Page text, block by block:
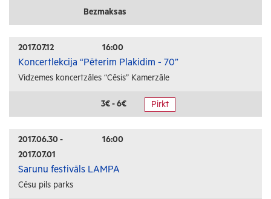
Bezmaksas
2017.07.12 16:00
Koncertlekcija “Pēterim Plakidim - 70”
Vidzemes koncertzāles “Cēsis” Kamerzāle
3€ - 6€ Pirkt
2017.06.30 -
2017.07.01
16:00
Sarunu festivāls LAMPA
Cēsu pils parks